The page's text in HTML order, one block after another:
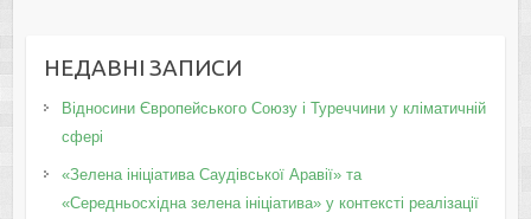
НЕДАВНІ ЗАПИСИ
Відносини Європейського Союзу і Туреччини у кліматичній
сфері
«Зелена ініціатива Саудівської Аравії» та
«Середньосхідна зелена ініціатива» у контексті реалізації